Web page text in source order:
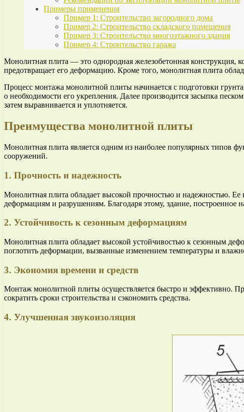
Примеры применения
Пример 1: Строительство загородного дома
Пример 2: Строительство складского помещения
Пример 3: Строительство многоэтажного здания
Пример 4: Строительство гаража
Монолитная плита — это однородная железобетонная конструкция,
предотвращает его деформацию. Кроме того, монолитная плита
Процесс монтажа монолитной плиты начинается с подготовки
о необходимости его укрепления. Далее производится засыпка
затем выравнивается и уплотняется.
Преимущества монолитной плиты
Монолитная плита является одним из наиболее популярных типов
сооружений.
1. Прочность и надежность
Монолитная плита обладает высокой прочностью и надежностью. Ее
деформациям и разрушениям. Благодаря этому, здание, построенное
2. Устойчивость к сезонным деформациям
Монолитная плита обладает высокой устойчивостью к сезонным
поглотить деформации, вызванные изменением температуры и
3. Экономия времени и средств
Монтаж монолитной плиты осуществляется быстро и эффективно.
сократить сроки строительства и сэкономить средства.
4. Улучшенная звукоизоляция